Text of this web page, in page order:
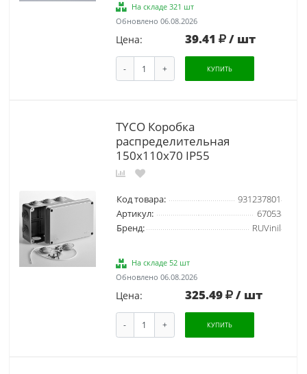
На складе 321 шт
Обновлено 06.08.2026
Цена: 39.41 / шт
- + КУПИТЬ
TYCO Коробка
распределительная
150х110x70 IP55
Код товара:
931237801
Артикул:
67053
Бренд:
RUVinil
На складе 52 шт
Обновлено 06.08.2026
Цена: 325.49 / шт
- + КУПИТЬ